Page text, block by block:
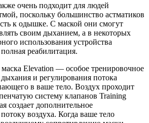
очень подходит для людей
поскольку большинство астматиков
к одышке. С маской они смогут
своим дыханием, а в некоторых
использования устройства
реабилитация.
Elevation — особое тренировочное
и регулирования потока
в ваше тело. Воздух проходит
систему клапанов Training
создает дополнительное
воздуха. Когда ваше тело